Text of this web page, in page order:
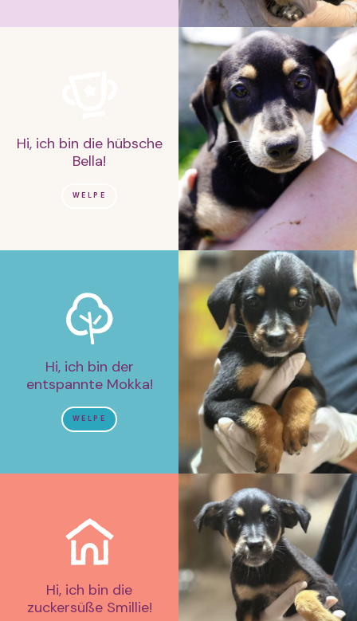
Hi, ich bin die hübsche
Bella!
WELPE
Hi, ich bin der
entspannte Mokka!
WELPE
Hi, ich bin die
zuckersüße Smillie!